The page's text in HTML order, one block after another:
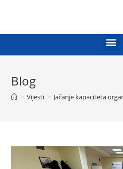
Blog
> Vijesti > Jačanje kapaciteta